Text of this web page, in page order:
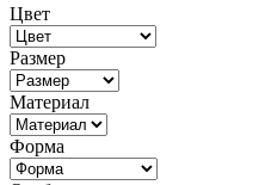
Цвет
Размер
Материал
Форма